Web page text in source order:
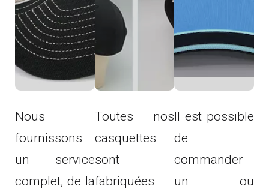
Nous
fournissons
un service
complet, de la
Toutes nos
casquettes
sont
fabriquées
Il est possible
de
commander
un ou